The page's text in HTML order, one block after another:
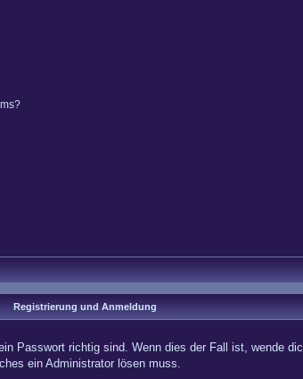
Registrierung und Anmeldung
Passwort richtig sind. Wenn dies der Fall ist, wende
ein Administrator lösen muss.